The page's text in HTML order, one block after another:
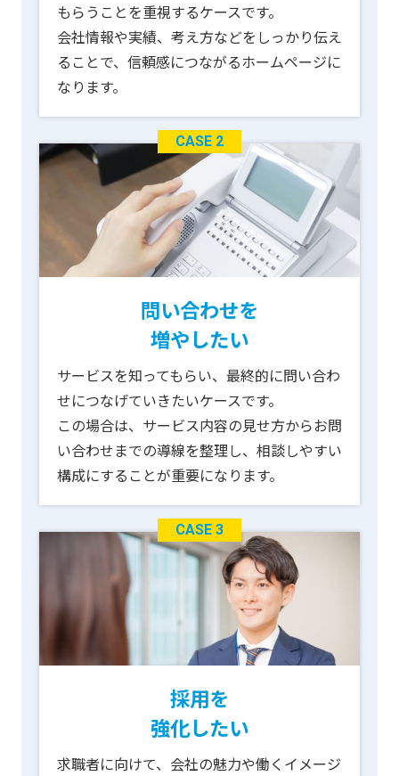
もらうことを重視するケースです。
会社情報や実績、考え方などをしっかり伝え
ることで、信頼感につながるホームページに
なります。
CASE 2
問い合わせを
増やしたい
サービスを知ってもらい、最終的に問い合わ
せにつなげていきたいケースです。
この場合は、サービス内容の見せ方からお問
い合わせまでの導線を整理し、相談しやすい
構成にすることが重要になります。
CASE 3
採用を
強化したい
求職者に向けて、会社の魅力や働くイメージ